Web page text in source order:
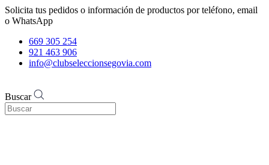
Solicita tus pedidos o información de productos por teléfono, email
o WhatsApp
669 305 254
921 463 906
info@clubseleccionsegovia.com
Buscar